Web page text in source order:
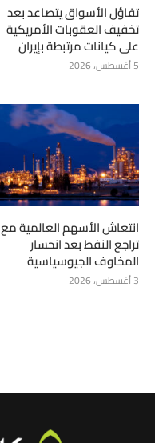
تفاؤل الأسواق يتصاعد بعد
تخفيف العقوبات الأمريكية
على كيانات مرتبطة بإيران
5 أغسطس، 2026
انتعاش الأسهم العالمية مع
تراجع النفط بعد انحسار
المخاوف الجيوسياسية
3 أغسطس، 2026